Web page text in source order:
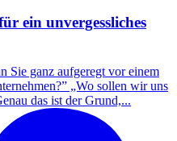
ein unvergessliches
Sie ganz aufgeregt vor einem
„Wo sollen wir uns
das ist der Grund,...